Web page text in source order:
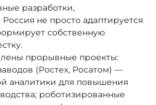
разработки,
не просто адаптируется
собственную
прорывные проекты:
(Ростех, Росатом) —
аналитики для повышения
роботизированные